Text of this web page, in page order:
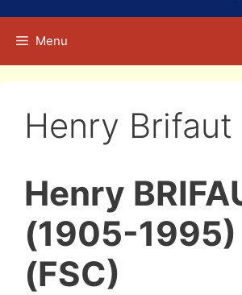
Menu
Henry Brifaut
Henry
(1905-1995)
(FSC)